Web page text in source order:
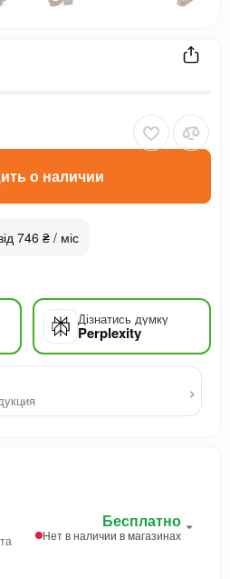
о наличии
746 ₴ / міс
Дізнатись думку
Perplexity
›
Бесплатно
Нет в наличии в магазинах